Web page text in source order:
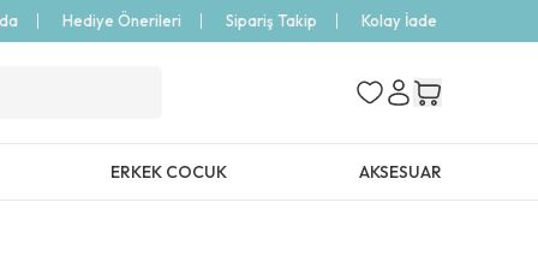
Hediye Önerileri Sipariş Takip Kolay İade
ERKEK COCUK AKSESUAR